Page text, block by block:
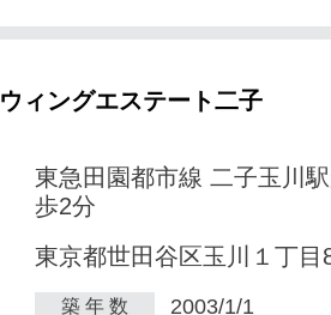
ウィングエステート二子
東急田園都市線 二子玉川
歩2分
東京都世田谷区玉川１丁目
築 年 数 2003/1/1